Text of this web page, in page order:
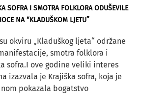
SOFRA I SMOTRA FOLKLORA ODUŠEVILE
NA “KLADUŠKOM LJETU”
okviru „Kladuškog ljeta“ održane
smotra folklora i
sofra.I ove godine veliki interes
izazvala je Krajiška sofra, koja je
pokazala bogatstvo